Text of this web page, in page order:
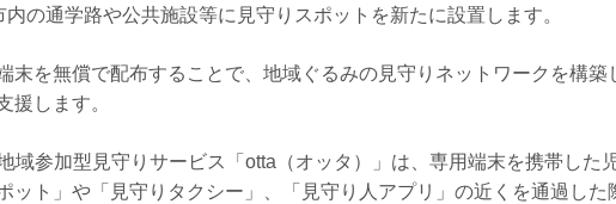
の通学路や公共施設等に見守りスポットを新たに設置します。
末を無償で配布することで、地域ぐるみの見守りネットワークを構築
援します。
域参加型見守りサービス「otta（オッタ）」は、専用端末を携帯した
ット」や「見守りタクシー」、「見守り人アプリ」の近くを通過した